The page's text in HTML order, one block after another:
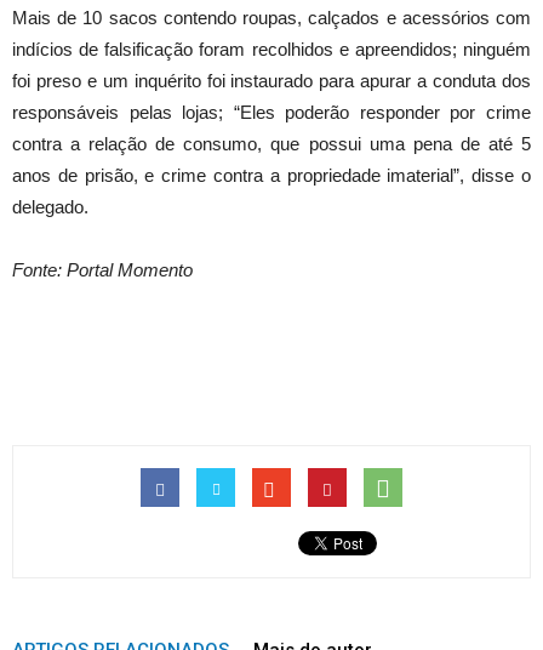
Mais de 10 sacos contendo roupas, calçados e acessórios com
indícios de falsificação foram recolhidos e apreendidos; ninguém
foi preso e um inquérito foi instaurado para apurar a conduta dos
responsáveis pelas lojas; “Eles poderão responder por crime
contra a relação de consumo, que possui uma pena de até 5
anos de prisão, e crime contra a propriedade imaterial”, disse o
delegado.
Fonte: Portal Momento